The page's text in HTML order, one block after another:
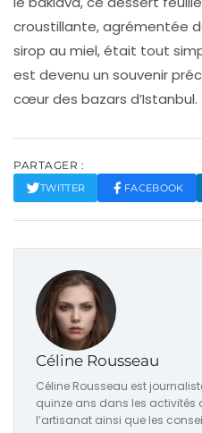
croustillante, agrémentée
sirop au miel, était tout
est devenu un souvenir
cœur des bazars d’Istanbul.
PARTAGER :
TWITTER FACEBOOK
Céline Rousseau
Céline Rousseau est
quinze ans dans les activités
l’artisanat ainsi que les